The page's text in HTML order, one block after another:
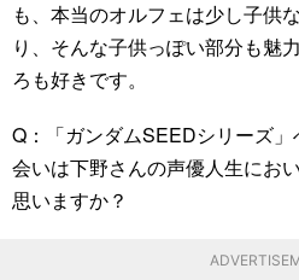
も、本当のオルフェは少し子供
り、そんな子供っぽい部分も魅
ろも好きです。
Q：「ガンダムSEEDシリーズ
会いは下野さんの声優人生にお
思いますか？